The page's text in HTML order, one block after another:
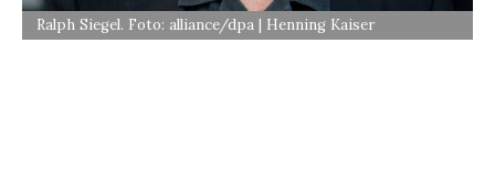
Ralph Siegel. Foto: alliance/dpa | Henning Kaiser